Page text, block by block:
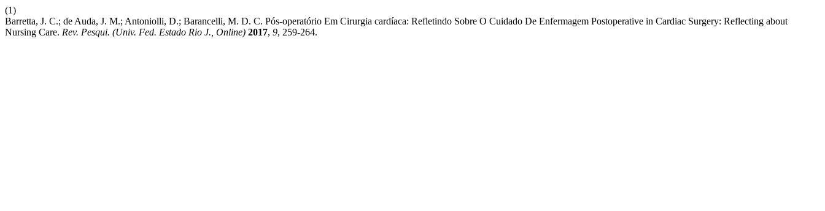
(1)
Barretta, J. C.; de Auda, J. M.; Antoniolli, D.; Barancelli, M. D. C. Pós-operatório Em Cirurgia cardíaca: Refletindo Sobre O Cuidado De Enfermagem Postoperative in Cardiac Surgery: Reflecting about
Nursing Care. Rev. Pesqui. (Univ. Fed. Estado Rio J., Online) 2017, 9, 259-264.